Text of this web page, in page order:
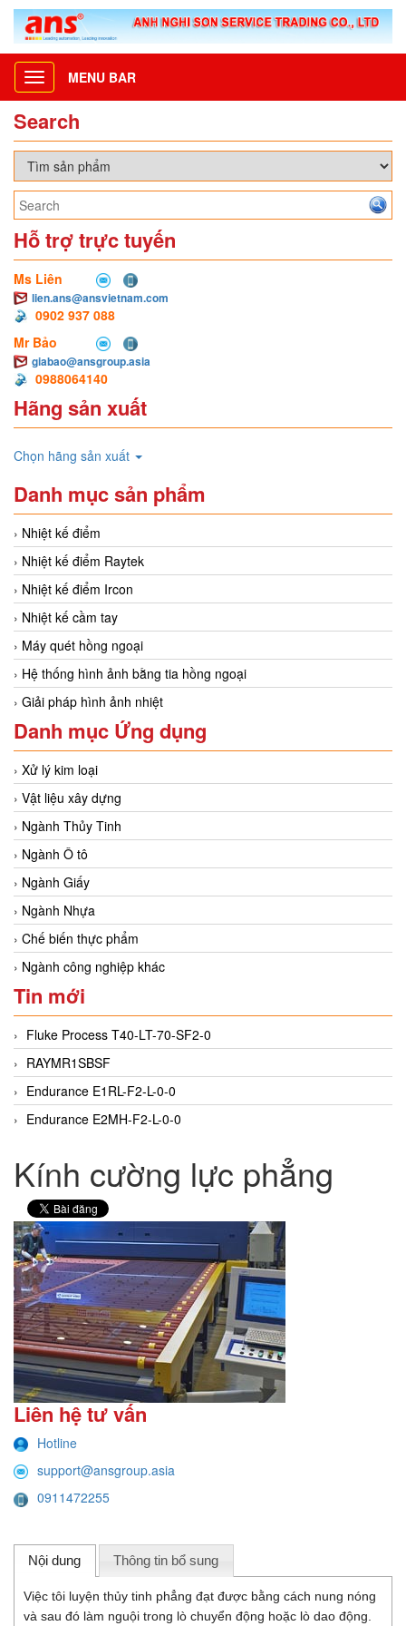
Toggle
navigation
MENU BAR
Search
Hỗ trợ trực tuyến
Ms Liên
lien.ans@ansvietnam.com
0902 937 088
Mr Bảo
giabao@ansgroup.asia
0988064140
Hãng sản xuất
Chọn hãng sản xuất
Danh mục sản phẩm
Nhiệt kế điểm
Nhiệt kế điểm Raytek
Nhiệt kế điểm Ircon
Nhiệt kế cầm tay
Máy quét hồng ngoại
Hệ thống hình ảnh bằng tia hồng ngoại
Giải pháp hình ảnh nhiệt
Danh mục Ứng dụng
Xử lý kim loại
Vật liệu xây dựng
Ngành Thủy Tinh
Ngành Ô tô
Ngành Giấy
Ngành Nhựa
Chế biến thực phẩm
Ngành công nghiệp khác
Tin mới
Fluke Process T40-LT-70-SF2-0
RAYMR1SBSF
Endurance E1RL-F2-L-0-0
Endurance E2MH-F2-L-0-0
Kính cường lực phẳng
Liên hệ tư vấn
Hotline
support@ansgroup.asia
0911472255
Nội dung Thông tin bổ sung
Việc tôi luyện thủy tinh phẳng đạt được bằng cách nung nóng
và sau đó làm nguội trong lò chuyển động hoặc lò dao động.